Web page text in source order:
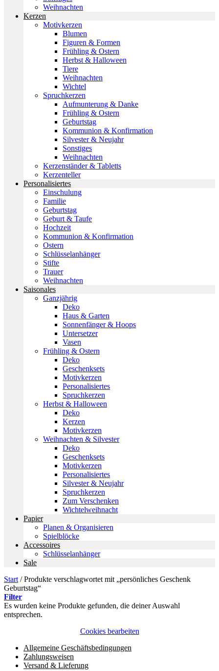
Weihnachten
Kerzen
Motivkerzen
Blumen
Figuren & Formen
Frühling & Ostern
Herbst & Halloween
Tiere
Weihnachten
Wichtel
Spruchkerzen
Aufmunterung & Danke
Frühling & Ostern
Geburtstag
Kommunion & Konfirmation
Silvester & Neujahr
Sonstiges
Weihnachten
Kerzenständer & Tabletts
Kerzenteller
Personalisiertes
Einschulung
Familie
Geburtstag
Geburt & Taufe
Hochzeit
Kommunion & Konfirmation
Ostern
Schlüsselanhänger
Stifte
Trauer
Weihnachten
Saisonales
Ganzjährig
Deko
Haus & Garten
Sonnenfänger & Hoops
Untersetzer
Vasen
Frühling & Ostern
Deko
Geschenksets
Motivkerzen
Personalisiertes
Spruchkerzen
Herbst & Halloween
Deko
Kerzen
Motivkerzen
Weihnachten & Silvester
Deko
Geschenksets
Motivkerzen
Personalisiertes
Silvester & Neujahr
Spruchkerzen
Zum Verschenken
Wichtelweihnacht
Papier
Planen & Organisieren
Spielblöcke
Accessoires
Schlüsselanhänger
Sale
Start /Produkte verschlagwortet mit „persönliches Geschenk
Geburtstag“
Filter
Es wurden keine Produkte gefunden, die deiner Auswahl
entsprechen.
Cookies bearbeiten
Allgemeine Geschäftsbedingungen
Zahlungsweisen
Versand & Lieferung